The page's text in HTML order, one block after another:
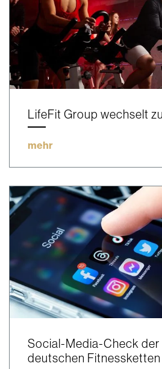
LifeFit Group wechselt
mehr
Social-Media-Check
deutschen Fitnessketten